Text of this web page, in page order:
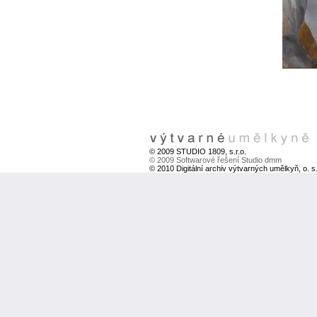
© 2009 STUDIO 1809, s.r.o.
© 2009 Softwarové řešení Studio dmm
© 2010 Digitální archiv výtvarných umělkyň, o. s.